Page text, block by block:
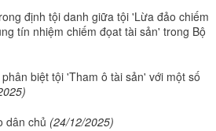
định tội danh giữa tội 'Lừa đảo chiếm
tín nhiệm chiếm đọat tài sản' trong Bộ
biệt tội 'Tham ô tài sản' với một số
dân chủ (24/12/2025)